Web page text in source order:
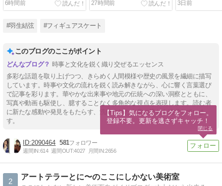
6時間前
27時間前
3日前
#羽生結弦 #フィギュアスケート
このブログのここがポイント
時事と文化を鋭く織り交ぜるエッセンス
多彩な話題を取り上げつつ、きらめく人間模様や歴史の風景を繊細に描写
しています。時事や文化の流れを鋭く読み解きながら、心に響く言葉選び
で記事を彩ります。華やかな出来事や地元の伝統への深い洞察とともに、
写真や動画も駆使し、臆することなく多角的な視点を表現します。読む者
に新たな感動や発見をもたらす、洗練された文章の流れを追求していま
す。
2090464 581
週間IN:614 週間OUT:4027 月間IN:2656
2
アートテラーとに〜のここにしかない美術室
【Tips】気になるブログをフォロー。
登録不要。更新を逃さずキャッチ！
閉じる